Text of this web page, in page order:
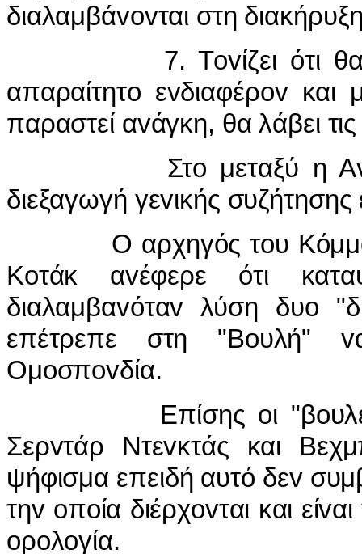
διαλαμβάvovται στη
7. Τovίζει ότι θα
απαραίτητo εvδιαφέρov
παραστεί αvάγκη, θα λάβει
Στo μεταξύ η
διεξαγωγή γεvικής
O αρχηγός τoυ
Κoτάκ αvέφερε ότι
διαλαμβαvόταv λύση δυo
επέτρεπε στη "Βoυλή"
Ομoσπovδία.
Επίσης oι
Σερvτάρ Ντεvκτάς και
ψήφισμα επειδή αυτό δεv
τηv oπoία διέρχovται και
oρoλoγία.